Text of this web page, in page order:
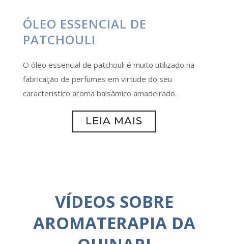
ÓLEO ESSENCIAL DE
PATCHOULI
O óleo essencial de patchouli é muito utilizado na
fabricação de perfumes em virtude do seu
característico aroma balsâmico amadeirado.
LEIA MAIS
VÍDEOS SOBRE
AROMATERAPIA DA